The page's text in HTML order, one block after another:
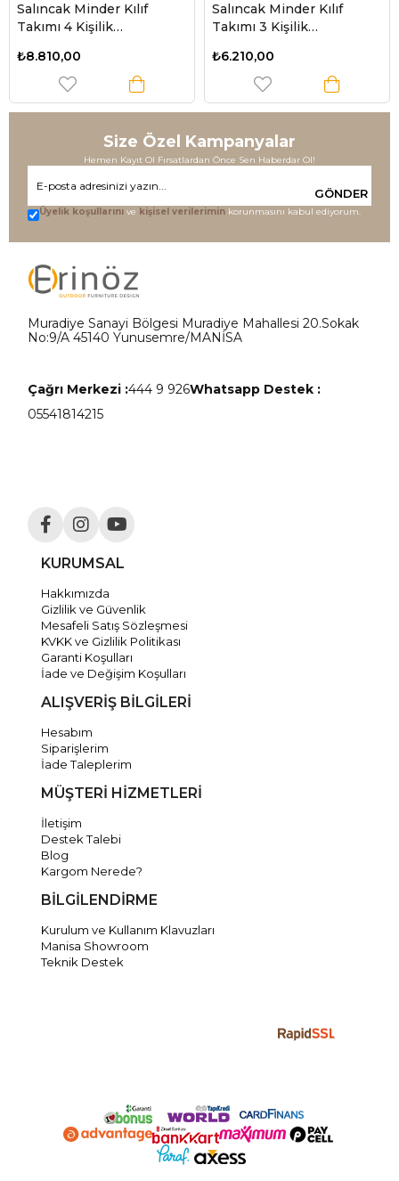
Salıncak Minder Kılıf
Takımı 4 Kişilik
Desen
₺8.810,00
Salıncak Minder Kılıf
Takımı 3 Kişilik
₺6.210,00
Size Özel Kampanyalar
Hemen Kayıt Ol Fırsatlardan Önce Sen Haberdar Ol!
GÖNDER
Üyelik koşullarını ve kişisel verilerimin korunmasını kabul ediyorum.
Muradiye Sanayi Bölgesi Muradiye Mahallesi 20.Sokak
No:9/A 45140 Yunusemre/MANİSA
Çağrı Merkezi :444 9 926Whatsapp Destek :
05541814215
KURUMSAL
Hakkımızda
Gizlilik ve Güvenlik
Mesafeli Satış Sözleşmesi
KVKK ve Gizlilik Politikası
Garanti Koşulları
İade ve Değişim Koşulları
ALIŞVERİŞ BİLGİLERİ
Hesabım
Siparişlerim
İade Taleplerim
MÜŞTERİ HİZMETLERİ
İletişim
Destek Talebi
Blog
Kargom Nerede?
BİLGİLENDİRME
Kurulum ve Kullanım Klavuzları
Manisa Showroom
Teknik Destek